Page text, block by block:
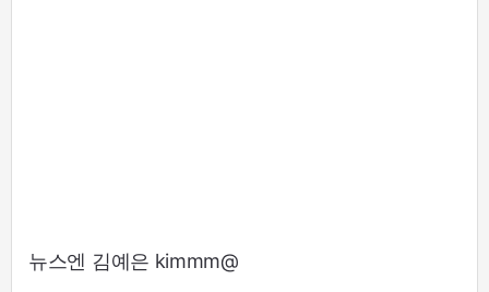
뉴스엔 김예은 kimmm@